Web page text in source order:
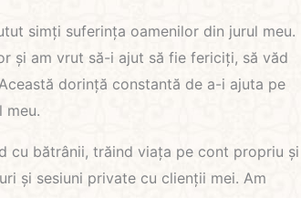
simți suferința oamenilor din jurul meu.
și am vrut să-i ajut să fie fericiți, să văd
dorință constantă de a-i ajuta pe
meu.
cu bătrânii, trăind viața pe cont propriu și
și sesiuni private cu clienții mei. Am